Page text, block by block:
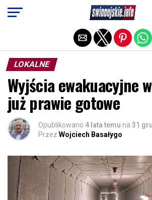
LOKALNE
Wyjścia ewakuacyjne
już prawie gotowe
Opublikowano 4 lata temu na 31
Przez Wojciech Basałygo
Exit mobile version